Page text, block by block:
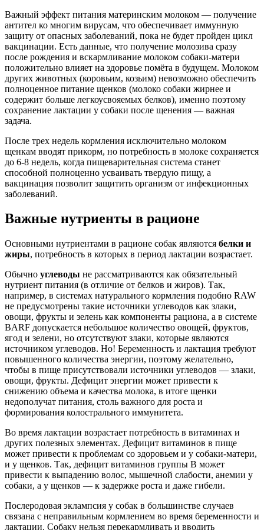
Важный эффект питания материнским молоком — получение
антител ко многим вирусам, что обеспечивает иммунную
защиту от опасных заболеваний, пока не будет пройден цикл
вакцинации. Есть данные, что получение молозива сразу
после рождения и вскармливание молоком собаки-матери
положительно влияет на здоровье помёта в будущем. Молоком
других животных (коровьим, козьим) невозможно обеспечить
полноценное питание щенков (молоко собаки жирнее и
содержит больше легкоусвояемых белков), именно поэтому
сохранение лактации у собаки после щенения — важная
задача.
После трех недель кормления исключительно молоком
щенкам вводят прикорм, но потребность в молоке сохраняется
до 6-8 недель, когда пищеварительная система станет
способной полноценно усваивать твердую пищу, а
вакцинация позволит защитить организм от инфекционных
заболеваний.
Важные нутриенты в рационе
Основными нутриентами в рационе собак являются белки и
жиры, потребность в которых в период лактации возрастает.
Обычно углеводы не рассматриваются как обязательный
нутриент питания (в отличие от белков и жиров). Так,
например, в системах натурального кормления подобно RAW
не предусмотрены такие источники углеводов как злаки,
овощи, фрукты и зелень как компоненты рациона, а в системе
BARF допускается небольшое количество овощей, фруктов,
ягод и зелени, но отсутствуют злаки, которые являются
источником углеводов. Но! Беременность и лактация требуют
повышенного количества энергии, поэтому желательно,
чтобы в пище присутствовали источники углеводов — злаки,
овощи, фрукты. Дефицит энергии может привести к
снижению объема и качества молока, в итоге щенки
недополучат питания, столь важного для роста и
формирования колострального иммунитета.
Во время лактации возрастает потребность в витаминах и
других полезных элементах. Дефицит витаминов в пище
может привести к проблемам со здоровьем и у собаки-матери,
и у щенков. Так, дефицит витаминов группы B может
привести к выпадению волос, мышечной слабости, анемии у
собаки, а у щенков — к задержке роста и даже гибели.
Послеродовая эклампсия у собак в большинстве случаев
связана с неправильным кормлением во время беременности и
лактации. Собаку нельзя перекармливать и вводить